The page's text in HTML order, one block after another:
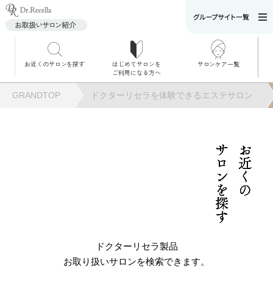
お近くのサロンを探す
はじめてサロンを
ご利用になる方へ
サロンケア一覧
ュー
施術別で探す
お悩み別で探す
角質ケア｜ポレーシ
ョン
毛穴洗浄
毛穴洗浄＆リフトア
GRANDTOP ドクターリセラを体験できるエステサロン
お近くの
サロンを探す
ドクターリセラ製品
お取り扱いサロンを検索できます。